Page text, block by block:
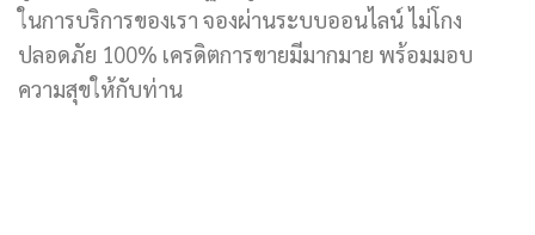
ในการบริการของเรา จองผ่านระบบออนไลน์ ไม่โกง
ปลอดภัย 100% เครดิตการขายมีมากมาย พร้อมมอบ
ความสุขให้กับท่าน